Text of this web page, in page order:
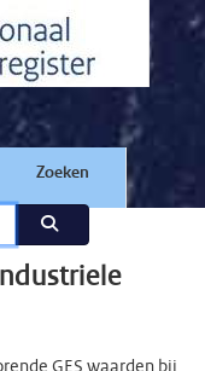
Zoeken
GES waarden bij